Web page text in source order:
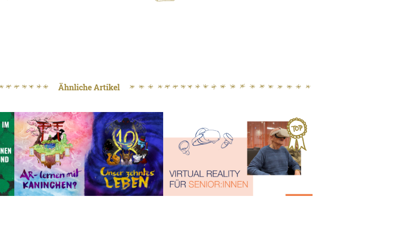
Ähnliche Artikel